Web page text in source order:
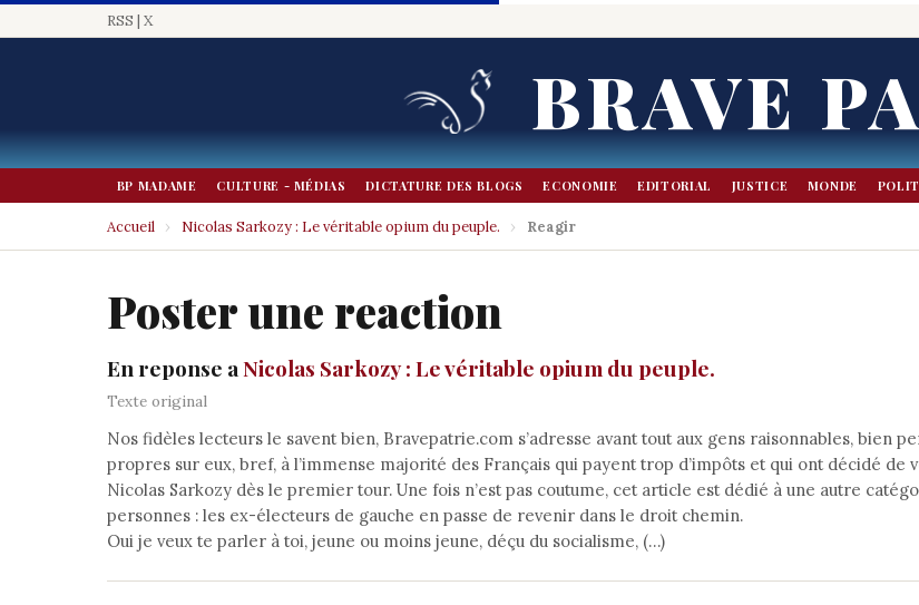
RSS | X
BRAVE
BP MADAME CULTURE - MÉDIAS DICTATURE DES BLOGS ECONOMIE EDITORIAL JUSTICE MONDE
Accueil › Nicolas Sarkozy : Le véritable opium du peuple. › Reagir
Poster une reaction
En reponse aNicolas Sarkozy : Le véritable opium du peuple.
Texte original
Nos fidèles lecteurs le savent bien, Bravepatrie.com s’adresse avant tout aux gens raisonnables, bien
propres sur eux, bref, à l’immense majorité des Français qui payent trop d’impôts et qui ont décidé de
Nicolas Sarkozy dès le premier tour. Une fois n’est pas coutume, cet article est dédié à une autre
personnes : les ex-électeurs de gauche en passe de revenir dans le droit chemin.
Oui je veux te parler à toi, jeune ou moins jeune, déçu du socialisme, (…)